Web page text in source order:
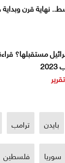
نهاية قرن وبداية
مستقبلها؟
تقرير
بايدن ترامب
سوريا فلسطين